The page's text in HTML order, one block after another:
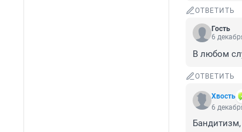
ОТВЕТИТЬ
Гость
6
В любом
ОТВЕТИТЬ
Хвость
6